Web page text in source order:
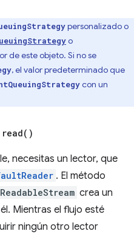
personalizado o
o
de este objeto. Si no se
, el valor predeterminado que
con un
read( )
necesitas un lector, que
. El método
ReadableStream crea un
Mientras el flujo esté
ningún otro lector